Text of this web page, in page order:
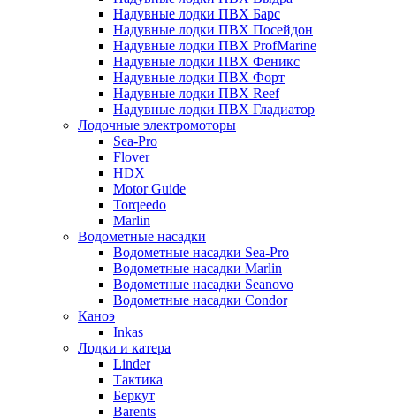
Надувные лодки ПВХ Барс
Надувные лодки ПВХ Посейдон
Надувные лодки ПВХ ProfMarine
Надувные лодки ПВХ Феникс
Надувные лодки ПВХ Форт
Надувные лодки ПВХ Reef
Надувные лодки ПВХ Гладиатор
Лодочные электромоторы
Sea-Pro
Flover
HDX
Motor Guide
Torqeedo
Marlin
Водометные насадки
Водометные насадки Sea-Pro
Водометные насадки Marlin
Водометные насадки Seanovo
Водометные насадки Condor
Каноэ
Inkas
Лодки и катера
Linder
Тактика
Беркут
Barents